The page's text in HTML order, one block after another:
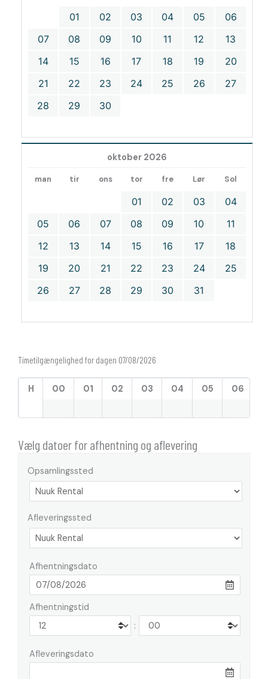
01 02 03 04 05
06
07
08 09 10 11 12
13
14
15 16 17 18 19
20
21
22 23 24 25 26
27
28
29 30
oktober 2026
man tir ons tor fre Lør Sol
01 02 03
04
05
06 07 08 09 10
11
12
13 14 15 16 17
18
19
20 21 22 23 24
25
26
27 28 29 30 31
Timetilgængelighed for dagen 07/08/2026
H 00 01 02 03 04 05 06
Vælg datoer for afhentning og aflevering
Opsamlingssted
Afleveringssted
Afhentningsdato
Afhentningstid
:
Afleveringsdato